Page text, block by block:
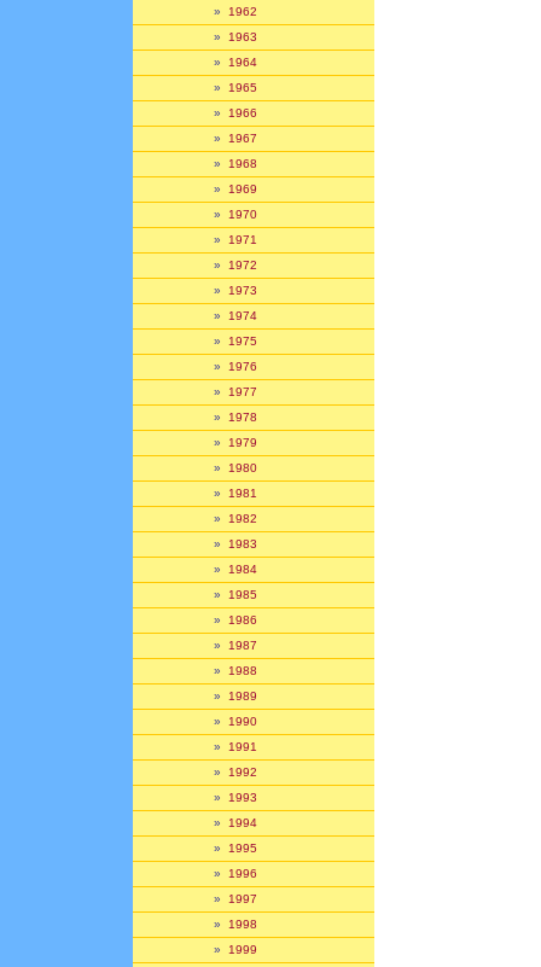
» 1962
» 1963
» 1964
» 1965
» 1966
» 1967
» 1968
» 1969
» 1970
» 1971
» 1972
» 1973
» 1974
» 1975
» 1976
» 1977
» 1978
» 1979
» 1980
» 1981
» 1982
» 1983
» 1984
» 1985
» 1986
» 1987
» 1988
» 1989
» 1990
» 1991
» 1992
» 1993
» 1994
» 1995
» 1996
» 1997
» 1998
» 1999